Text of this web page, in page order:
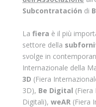
Subcontratación di
La fiera è il più
settore della
svolge in
Internazionale della
3D (Fiera
3D), Be Digital
Digitali), weAR(Fiera